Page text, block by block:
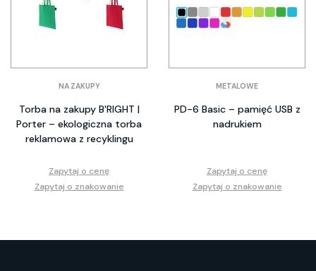
NA ZAKUPY
Torba na zakupy B'RIGHT |
Porter – ekologiczna torba
reklamowa z recyklingu
Zapytaj o cenę
Zapytaj o znakowanie
METALOWE
PD-6 Basic – pamięć USB z
nadrukiem
Zapytaj o cenę
Zapytaj o znakowanie